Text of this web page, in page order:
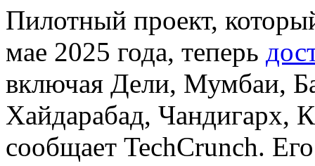
Пилотный проект,
мае 2025 года, теперь
включая Дели, Мумбаи,
Хайдарабад, Чандигарх,
сообщает TechCrunch.